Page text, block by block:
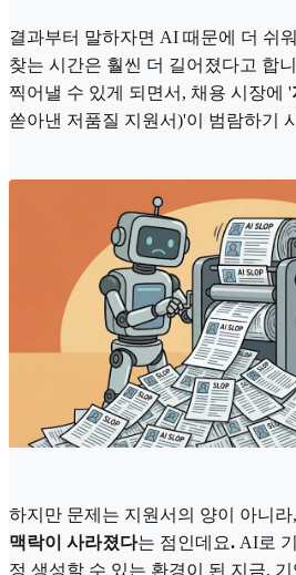
결과부터 말하자면 AI 때문에 더 쉬
찾는 시간은 훨씬 더 길어졌다고 합
찍어낼 수 있게 되면서, 채용 시장에 '
쏟아낸 저품질 지원서)'이 범람하기
하지만 문제는 지원서의 양이 아니라,
맥락이 사라졌다는 점인데요. AI로
정 생성할 수 있는 환경이 된 지금,